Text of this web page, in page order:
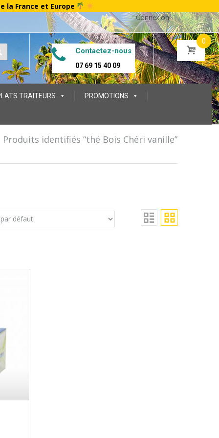
la France et Europe
Connexion
Contactez-nous
07 69 15 40 09
0
TRAITEURS PROMOTIONS
Produits identifiés “thé Bois Chéri vanille”